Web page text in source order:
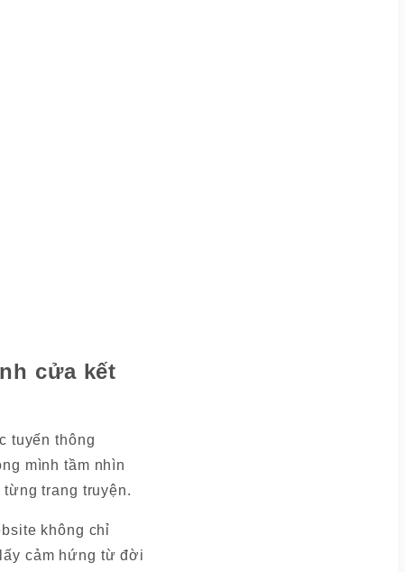
cửa kết
tuyến thông
mình tầm nhìn
trang truyện.
không chỉ
cảm hứng từ đời